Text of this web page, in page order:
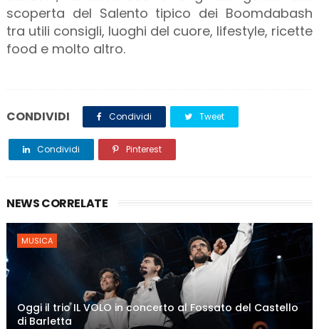
scoperta del Salento tipico dei Boomdabash
tra utili consigli, luoghi del cuore, lifestyle, ricette
food e molto altro.
CONDIVIDI Condividi Tweet
Condividi Pinterest
NEWS CORRELATE
MUSICA
Oggi il trio IL VOLO in concerto al Fossato del Castello
di Barletta